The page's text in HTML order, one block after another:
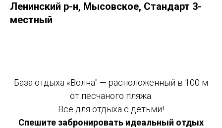
Ленинский р-н, Мысовское, Стандарт 3-
местный
База отдыха «Волна" — расположенный в 100 м
от песчаного пляжа.
Все для отдыха с детьми!
Спешите забронировать идеальный отдых